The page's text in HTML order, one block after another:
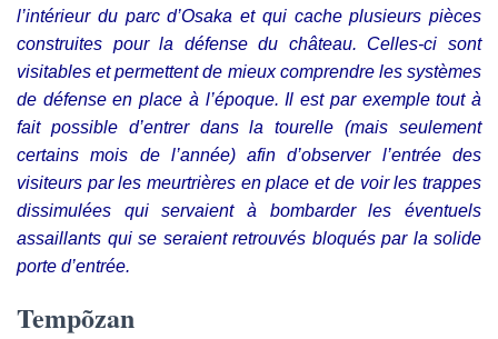
l’intérieur du parc d’Osaka et qui cache plusieurs pièces
construites pour la défense du château. Celles-ci sont
visitables et permettent de mieux comprendre les systèmes
de défense en place à l’époque. Il est par exemple tout à
fait possible d’entrer dans la tourelle (mais seulement
certains mois de l’année) afin d’observer l’entrée des
visiteurs par les meurtrières en place et de voir les trappes
dissimulées qui servaient à bombarder les éventuels
assaillants qui se seraient retrouvés bloqués par la solide
porte d’entrée.
Tempõzan